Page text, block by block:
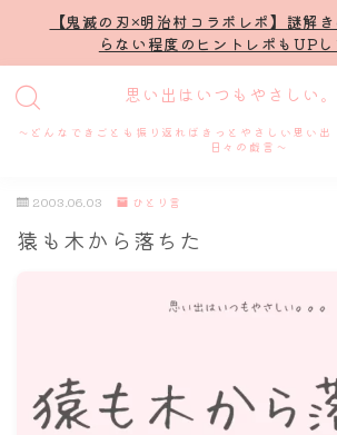
【鬼滅の刃×明治村コラボレポ】謎解
らない程度のヒントレポもUP
思い出はいつもやさしい。
～どんなできごとも振り返ればきっとやさしい思い
日々の戯言～
MENU
プロフィール
舞台・ライブ
2003.06.03 ひとり言
猿も木から落ちた